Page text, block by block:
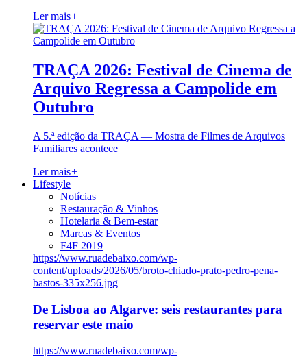
Ler mais+
TRAÇA 2026: Festival de Cinema de
Arquivo Regressa a Campolide em
Outubro
A 5.ª edição da TRAÇA — Mostra de Filmes de Arquivos
Familiares acontece
Ler mais+
Lifestyle
Notícias
Restauração & Vinhos
Hotelaria & Bem-estar
Marcas & Eventos
F4F 2019
https://www.ruadebaixo.com/wp-
content/uploads/2026/05/broto-chiado-prato-pedro-pena-
bastos-335x256.jpg
De Lisboa ao Algarve: seis restaurantes para
reservar este maio
https://www.ruadebaixo.com/wp-